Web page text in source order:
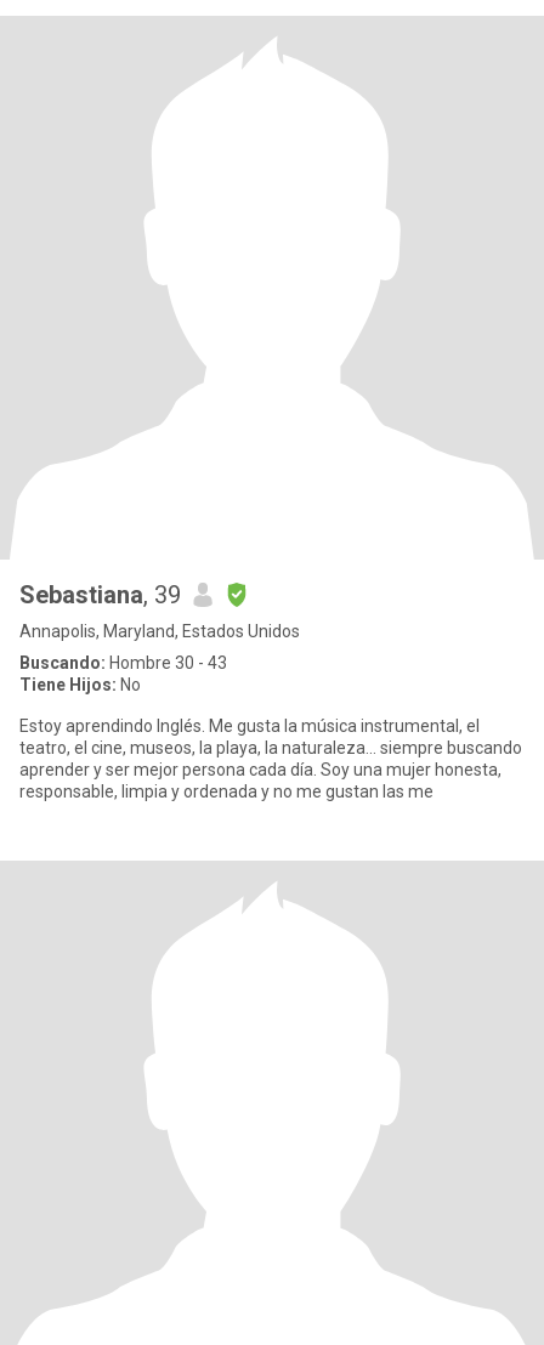
Sebastiana, 39
Annapolis, Maryland, Estados Unidos
Buscando: Hombre 30 - 43
Tiene Hijos: No
Estoy aprendindo Inglés. Me gusta la música instrumental, el
teatro, el cine, museos, la playa, la naturaleza... siempre buscando
aprender y ser mejor persona cada día. Soy una mujer honesta,
responsable, limpia y ordenada y no me gustan las me